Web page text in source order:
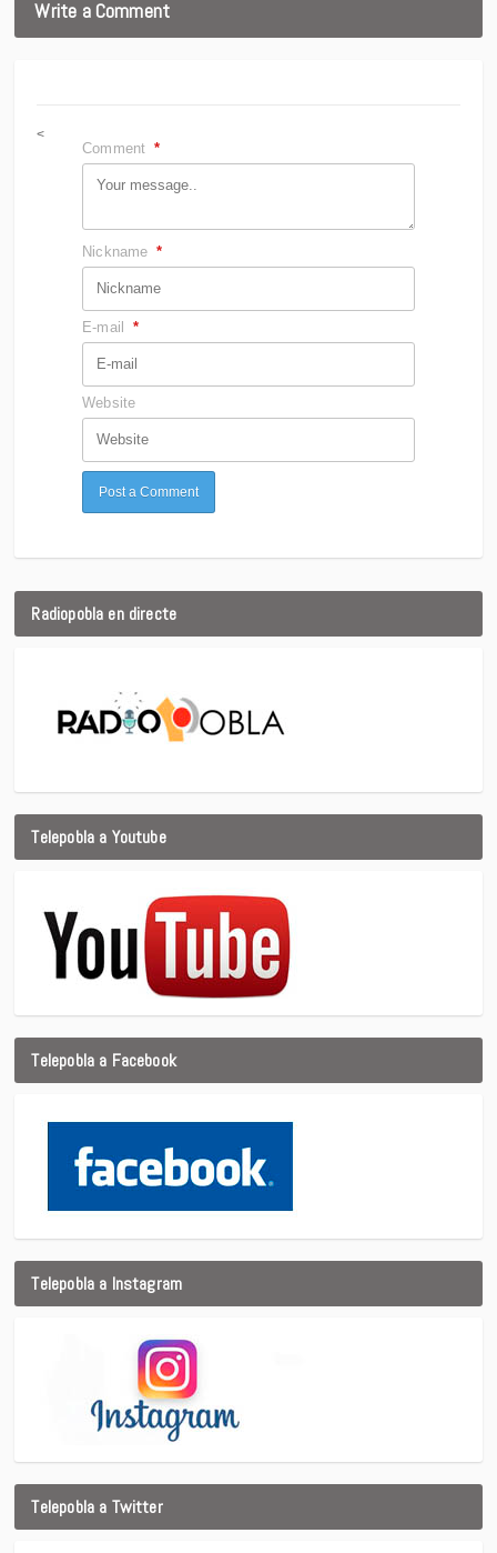
Write a Comment
<
Comment *
Nickname *
E-mail *
Website
Radiopobla en directe
Telepobla a Youtube
Telepobla a Facebook
Telepobla a Instagram
Telepobla a Twitter